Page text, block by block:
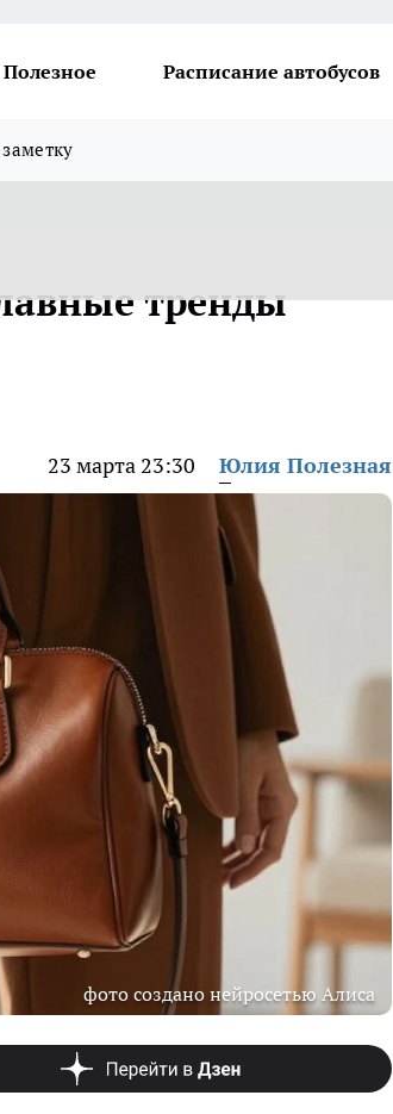
Полезное Расписание автобусов
тренды
23 марта 23:30 Юлия Полезная
фото создано нейросетью Алиса